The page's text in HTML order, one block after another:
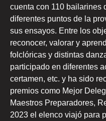
cuenta con 110 bailarines
diferentes puntos de la
sus ensayos. Entre los
reconocer, valorar y
folclóricas y distintas
participado en diferentes
certamen, etc. y ha sido
premios como Mejor
Maestros Preparadores,
2023 el elenco viajó para